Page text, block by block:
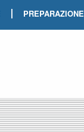
| PREPARAZIONE